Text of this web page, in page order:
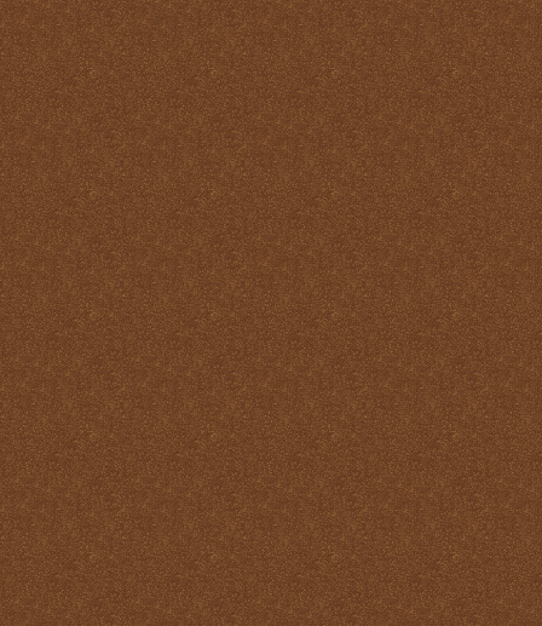
La Santa Misa y el Martirio
La Santa Misa y el perdón
de los pecados
La Santa Misa y el
Purgatorio
La Santa Misa y el Reino
de Dios
La Santa Misa y el
sacerdocio
La Santa Misa y la cruz
La Santa Misa y la familia
La Santa Misa y la fe
La Santa Misa y la gloria
del Cielo
La Santa Misa y la Iglesia
La Santa Misa y la Justicia
Divina
La Santa Misa y la labor
Pastoral
La Santa Misa y la ofrenda
de sí mismo
La Santa Misa y la Palabra